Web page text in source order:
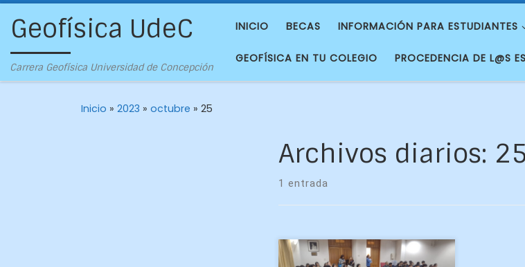
Geofísica UdeC
Carrera Geofísica Universidad de Concepción
INICIO BECAS INFORMACIÓN PARA ESTUDIANTES
GEOFÍSICA EN TU COLEGIO PROCEDENCIA DE L@S
Inicio » 2023 » octubre » 25
Archivos diarios:
1 entrada
Una charla acerca de las